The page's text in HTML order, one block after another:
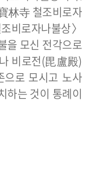
林寺 철조비로자
비로자나불상〉
을 모신 전각으로
비로전(毘盧殿)
으로 모시고 노사
하는 것이 통례이